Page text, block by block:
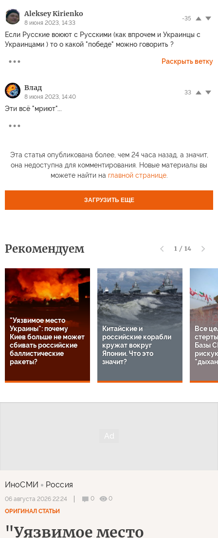
Aleksey Kirienko
8 июня 2023, 14:33
-35
Если Русские воюют с Русскими (как впрочем и Украинцы с
Украинцами ) то о какой "победе" можно говорить ?
Раскрыть ветку
Влад
8 июня 2023, 14:40
33
Эти всё "мриют"...
Эта статья опубликована более, чем 24 часа назад, а значит,
она недоступна для комментирования. Новые материалы вы
можете найти на главной странице.
ЗАГРУЗИТЬ ЕЩЕ
Рекомендуем 1 / 14
"Уязвимое место
Украины": почему
Киев больше не может
сбивать российские
баллистические
ракеты?
Китайские и
российские корабли
кружат вокруг
Японии. Что это
значит?
Все
Базы
ИноСМИ Россия
06 августа 2026 22:24 0
0
ОРИГИНАЛ СТАТЬИ
"Уязвимое место